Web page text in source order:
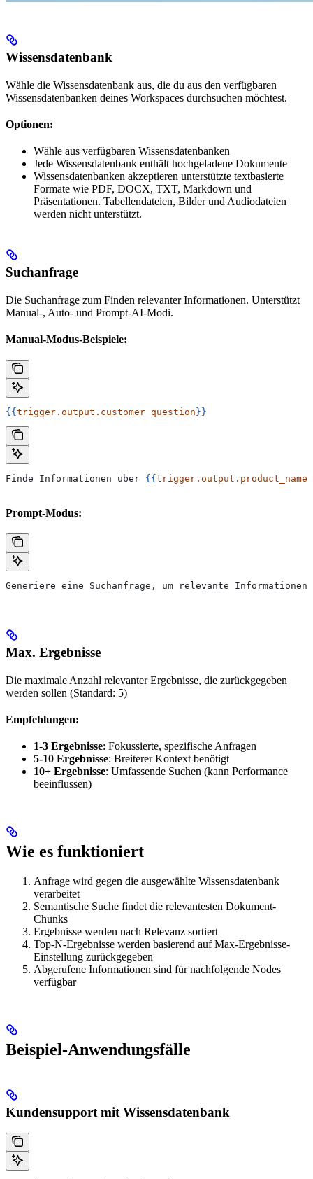
Wissensdatenbank
Wähle die Wissensdatenbank aus, die du aus den verfügbaren
Wissensdatenbanken deines Workspaces durchsuchen möchtest.
Optionen:
Wähle aus verfügbaren Wissensdatenbanken
Jede Wissensdatenbank enthält hochgeladene Dokumente
Wissensdatenbanken akzeptieren unterstützte textbasierte
Formate wie PDF, DOCX, TXT, Markdown und
Präsentationen. Tabellendateien, Bilder und Audiodateien
werden nicht unterstützt.
Suchanfrage
Die Suchanfrage zum Finden relevanter Informationen. Unterstützt
Manual-, Auto- und Prompt-AI-Modi.
Manual-Modus-Beispiele:
{{ trigger.output.customer_question }}
Finde Informationen über {{ trigger.output.product_name
Prompt-Modus:
Generiere eine Suchanfrage, um relevante
Max. Ergebnisse
Die maximale Anzahl relevanter Ergebnisse, die zurückgegeben
werden sollen (Standard: 5)
Empfehlungen:
1-3 Ergebnisse: Fokussierte, spezifische Anfragen
5-10 Ergebnisse: Breiterer Kontext benötigt
10+ Ergebnisse: Umfassende Suchen (kann Performance
beeinflussen)
Wie es funktioniert
Anfrage wird gegen die ausgewählte Wissensdatenbank
verarbeitet
Semantische Suche findet die relevantesten Dokument-
Chunks
Ergebnisse werden nach Relevanz sortiert
Top-N-Ergebnisse werden basierend auf Max-Ergebnisse-
Einstellung zurückgegeben
Abgerufene Informationen sind für nachfolgende Nodes
verfügbar
Beispiel-Anwendungsfälle
Kundensupport mit Wissensdatenbank